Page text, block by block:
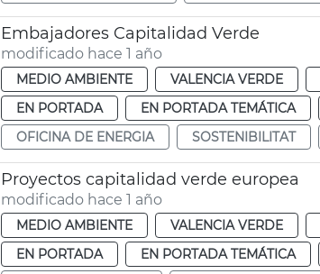
Embajadores Capitalidad Verde
modificado hace 1 año
MEDIO AMBIENTE VALENCIA VERDE
EN PORTADA
EN PORTADA TEMÁTICA
OFICINA DE ENERGIA
SOSTENIBILITAT
Proyectos capitalidad verde europea
modificado hace 1 año
MEDIO AMBIENTE VALENCIA VERDE
EN PORTADA
EN PORTADA TEMÁTICA